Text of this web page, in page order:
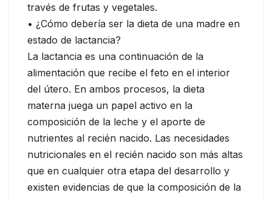
través de frutas y vegetales.
• ¿Cómo debería ser la dieta de una madre en
estado de lactancia?
La lactancia es una continuación de la
alimentación que recibe el feto en el interior
del útero. En ambos procesos, la dieta
materna juega un papel activo en la
composición de la leche y el aporte de
nutrientes al recién nacido. Las necesidades
nutricionales en el recién nacido son más altas
que en cualquier otra etapa del desarrollo y
existen evidencias de que la composición de la